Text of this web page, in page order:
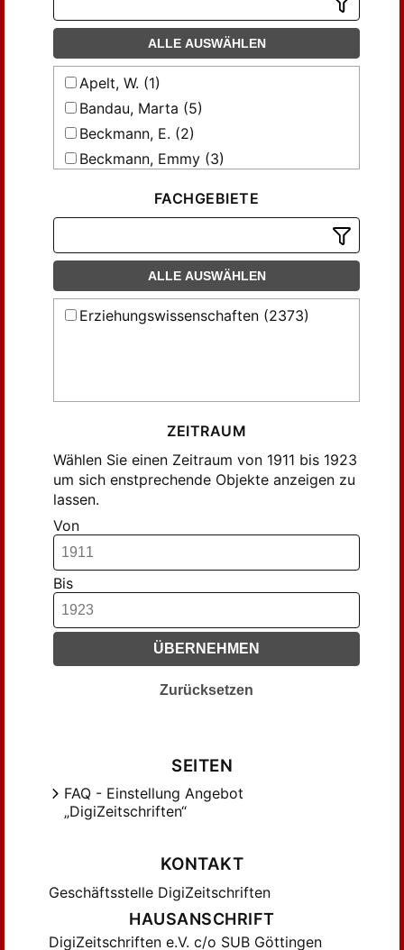
ALLE AUSWÄHLEN
Apelt, W. (1)
Bandau, Marta (5)
Beckmann, E. (2)
Beckmann, Emmy (3)
Beer, Katharina (7)
Blanckertz, Minna (2)
Boelitz, ... (2)
Bredow, Maria von (1)
Drees, Mathilde (12)
Ehrich, ... (1)
Erdmann, ... (2)
Freyer, Käte; Mähnert, Käte (4)
G., M. (2)
Giese, Emma (1)
Gottschalk, Johanna (2)
Goßmann, Elsa (3)
Grühn, A. (2)
Hack, M. (2)
Heinen, Anna (1)
Hertwig, Doris (1)
Hesse, Käte (1)
Jaehner, Marie (1)
Jahn, ... (1)
Kendell, Elise von (7)
Keudell, Elise v. (1)
FACHGEBIETE
ALLE AUSWÄHLEN
Erziehungswissenschaften (2373)
ZEITRAUM
Wählen Sie einen Zeitraum von 1911 bis 1923
um sich enstprechende Objekte anzeigen zu
lassen.
Von
Bis
ÜBERNEHMEN
Zurücksetzen
SEITEN
FAQ - Einstellung Angebot
„DigiZeitschriften“
KONTAKT
Geschäftsstelle DigiZeitschriften
HAUSANSCHRIFT
DigiZeitschriften e.V. c/o SUB Göttingen